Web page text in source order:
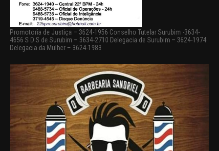
Promotoria de Justiça – 3624-1956 Conselho Tutelar Surubim -3634-
4656 S D S de Surubim – 3634-2710 Delegacia de Surubim – 3624-1974
Delegacia da Mulher – 3624-1983